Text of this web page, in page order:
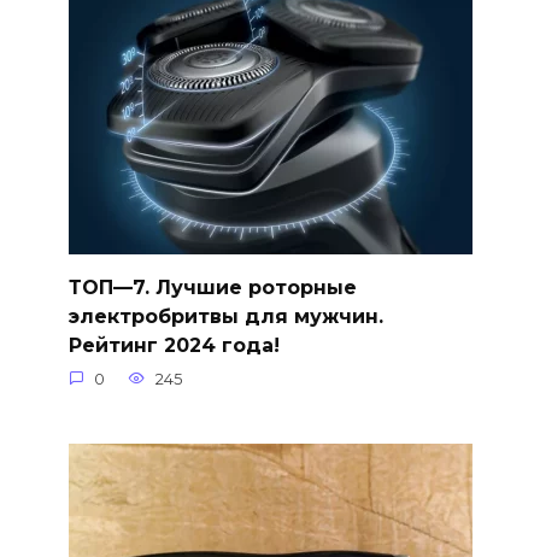
ТОП—7. Лучшие роторные
электробритвы для мужчин.
Рейтинг 2024 года!
0 245